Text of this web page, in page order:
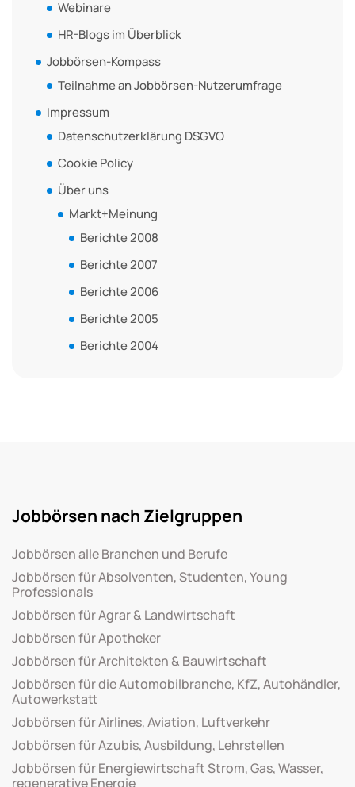
Webinare
HR-Blogs im Überblick
Jobbörsen-Kompass
Teilnahme an Jobbörsen-Nutzerumfrage
Impressum
Datenschutzerklärung DSGVO
Cookie Policy
Über uns
Markt+Meinung
Berichte 2008
Berichte 2007
Berichte 2006
Berichte 2005
Berichte 2004
Jobbörsen nach Zielgruppen
Jobbörsen alle Branchen und Berufe
Jobbörsen für Absolventen, Studenten, Young
Professionals
Jobbörsen für Agrar & Landwirtschaft
Jobbörsen für Apotheker
Jobbörsen für Architekten & Bauwirtschaft
Jobbörsen für die Automobilbranche, KfZ, Autohändler,
Autowerkstatt
Jobbörsen für Airlines, Aviation, Luftverkehr
Jobbörsen für Azubis, Ausbildung, Lehrstellen
Jobbörsen für Energiewirtschaft Strom, Gas, Wasser,
regenerative Energie